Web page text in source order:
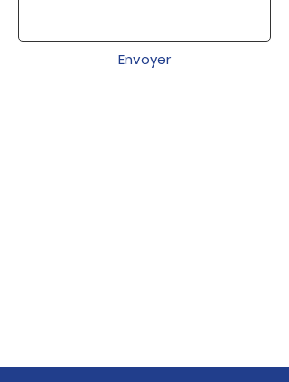
Envoyer